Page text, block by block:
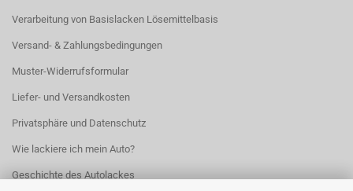
Verarbeitung von Basislacken Lösemittelbasis
Versand- & Zahlungsbedingungen
Muster-Widerrufsformular
Liefer- und Versandkosten
Privatsphäre und Datenschutz
Wie lackiere ich mein Auto?
Geschichte des Autolackes